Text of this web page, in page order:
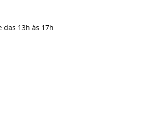
das 13h às 17h